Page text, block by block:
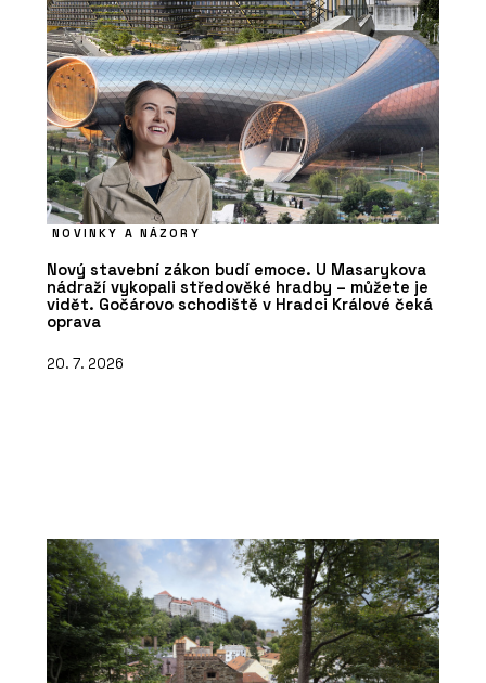
NOVINKY A NÁZORY
Nový stavební zákon budí emoce. U Masarykova
nádraží vykopali středověké hradby – můžete je
vidět. Gočárovo schodiště v Hradci Králové čeká
oprava
20. 7. 2026